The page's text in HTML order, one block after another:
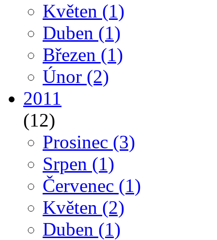
Květen (1)
Duben (1)
Březen (1)
Únor (2)
2011
(12)
Prosinec (3)
Srpen (1)
Červenec (1)
Květen (2)
Duben (1)